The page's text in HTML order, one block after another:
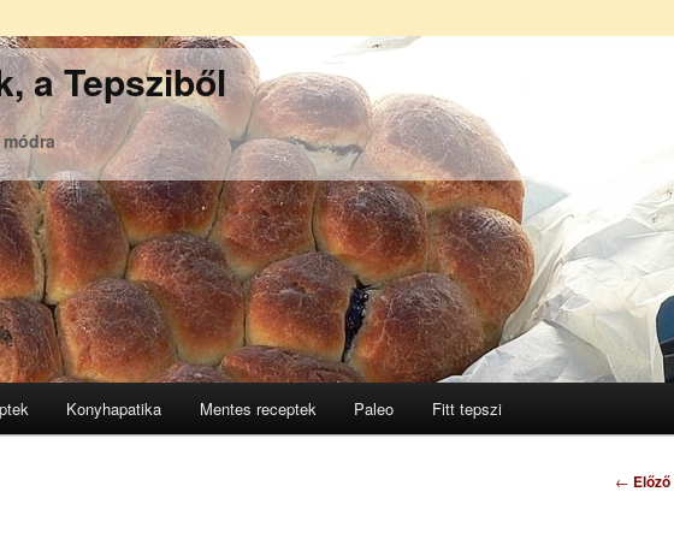
a Tepsziből
Konyhapatika Mentes receptek Paleo Fitt tepszi
← Előző